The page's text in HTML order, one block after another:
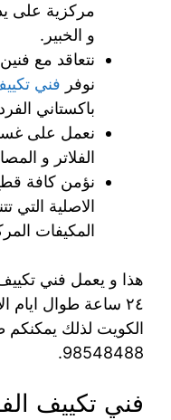
مركزية على
و الخبير.
نتعاقد مع
نوفر فني
باكستاني
نعمل على
الفلاتر و
نؤمن كافة قطع
الاصلية التي
المكيفات
هذا و يعمل فني
٢٤ ساعة طوال
الكويت لذلك
98548488.
فني تكييف